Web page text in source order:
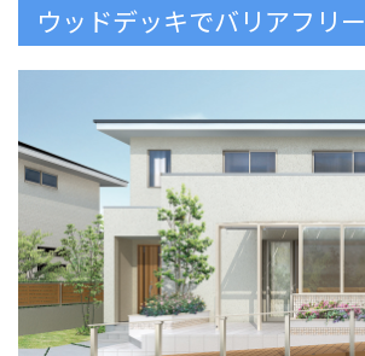
ウッドデッキでバリアフリー